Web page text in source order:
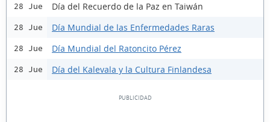
28 Jue Día del Recuerdo de la Paz en Taiwán
28 Jue Día Mundial de las Enfermedades Raras
28 Jue Día Mundial del Ratoncito Pérez
28 Jue Día del Kalevala y la Cultura Finlandesa